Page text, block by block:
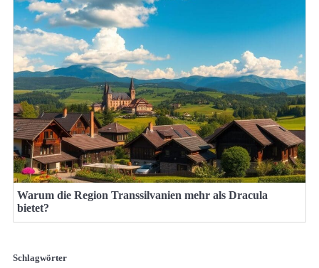
Warum die Region Transsilvanien mehr als Dracula
bietet?
Schlagwörter